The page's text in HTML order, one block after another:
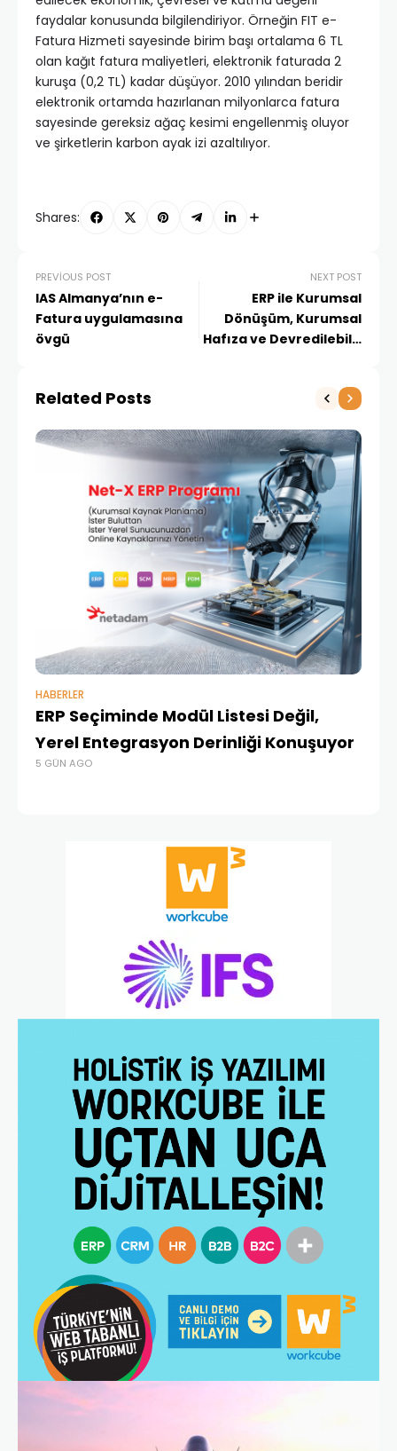
faydalar konusunda bilgilendiriyor. Örneğin FIT e-
Fatura Hizmeti sayesinde birim başı ortalama 6 TL
olan kağıt fatura maliyetleri, elektronik faturada 2
kuruşa (0,2 TL) kadar düşüyor. 2010 yılından beridir
elektronik ortamda hazırlanan milyonlarca fatura
sayesinde gereksiz ağaç kesimi engellenmiş oluyor
ve şirketlerin karbon ayak izi azaltılıyor.
Shares:
PREVIOUS POST
IAS Almanya’nın e-
Fatura uygulamasına
övgü
NEXT POST
ERP ile Kurumsal
Dönüşüm, Kurumsal
Hafıza ve Devredilebilir
Related Posts
HABERLER
ERP Seçiminde Modül Listesi Değil,
Yerel Entegrasyon Derinliği Konuşuyor
5 GÜN AGO